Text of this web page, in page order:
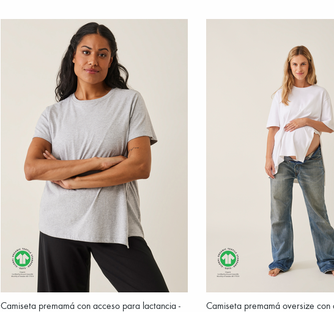
Camiseta premamá con acceso para lactancia -
Camiseta premamá oversize con